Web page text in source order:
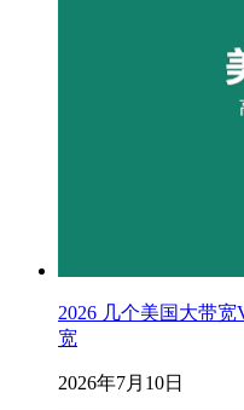
2026 几个美国大带
宽
2026年7月10日